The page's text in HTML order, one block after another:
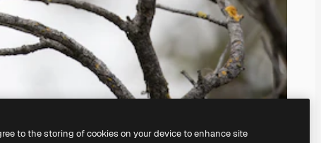
to the storing of cookies on your device to enhance site